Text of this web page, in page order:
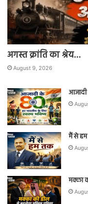
अगस्त क्रांति का श्रेय…
August 9, 2026
आजादी
मैं से
मक्का